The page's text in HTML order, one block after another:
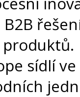
sídlí